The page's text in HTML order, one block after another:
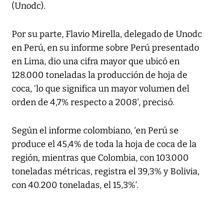
(Unodc).
Por su parte, Flavio Mirella, delegado de Unodc
en Perú, en su informe sobre Perú presentado
en Lima, dio una cifra mayor que ubicó en
128.000 toneladas la producción de hoja de
coca, ‘lo que significa un mayor volumen del
orden de 4,7% respecto a 2008’, precisó.
Según el informe colombiano, ‘en Perú se
produce el 45,4% de toda la hoja de coca de la
región, mientras que Colombia, con 103.000
toneladas métricas, registra el 39,3% y Bolivia,
con 40.200 toneladas, el 15,3%’.